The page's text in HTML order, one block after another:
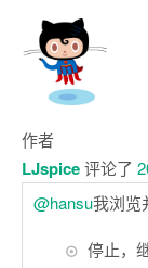
作者
LJspice评论了
@hansu我浏览
停止，